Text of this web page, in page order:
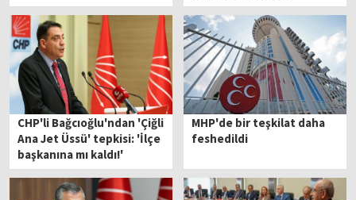
CHP'li Bağcıoğlu'ndan 'Çiğli
Ana Jet Üssü' tepkisi: 'İlçe
başkanına mı kaldı!'
diyerek isyan etti
MHP'de bir teşkilat daha
feshedildi